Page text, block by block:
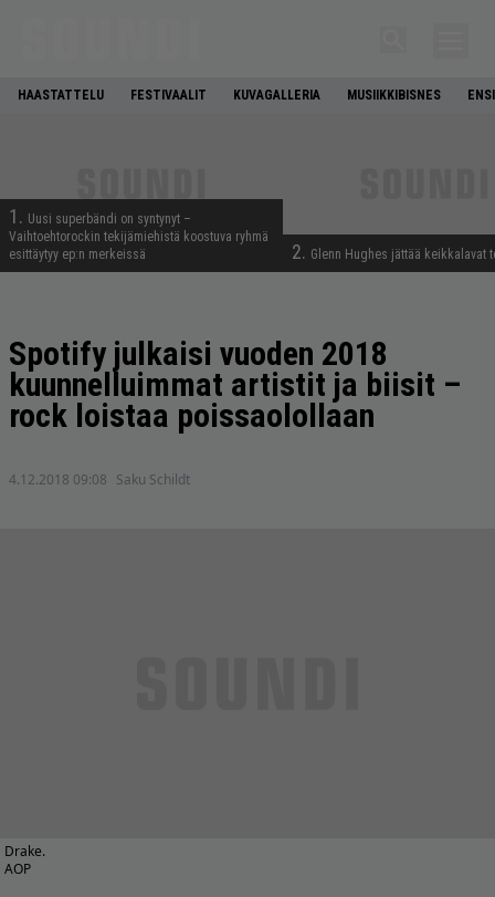
HAASTATTELU FESTIVAALIT KUVAGALLERIA MUSIIKKIBISNES
1. Uusi superbändi on syntynyt –
Vaihtoehtorockin tekijämiehistä koostuva ryhmä
esittäytyy ep:n merkeissä
2. Glenn Hughes jättää keikkalavat
Spotify julkaisi vuoden 2018
kuunnelluimmat artistit ja biisit –
rock loistaa poissaolollaan
4.12.2018 09:08 Saku Schildt
Drake.
AOP